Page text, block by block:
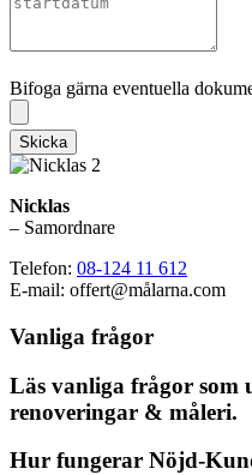
Bifoga gärna eventuella
Skicka
Nicklas
– Samordnare
Telefon: 08-124 11 612
E-mail: offert@målarna.com
Vanliga frågor
Läs vanliga frågor som
renoveringar & måleri.
Hur fungerar Nöjd-